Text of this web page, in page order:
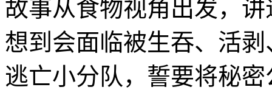
故事从食物视角出发，
想到会面临被生吞、活
逃亡小分队，誓要将秘